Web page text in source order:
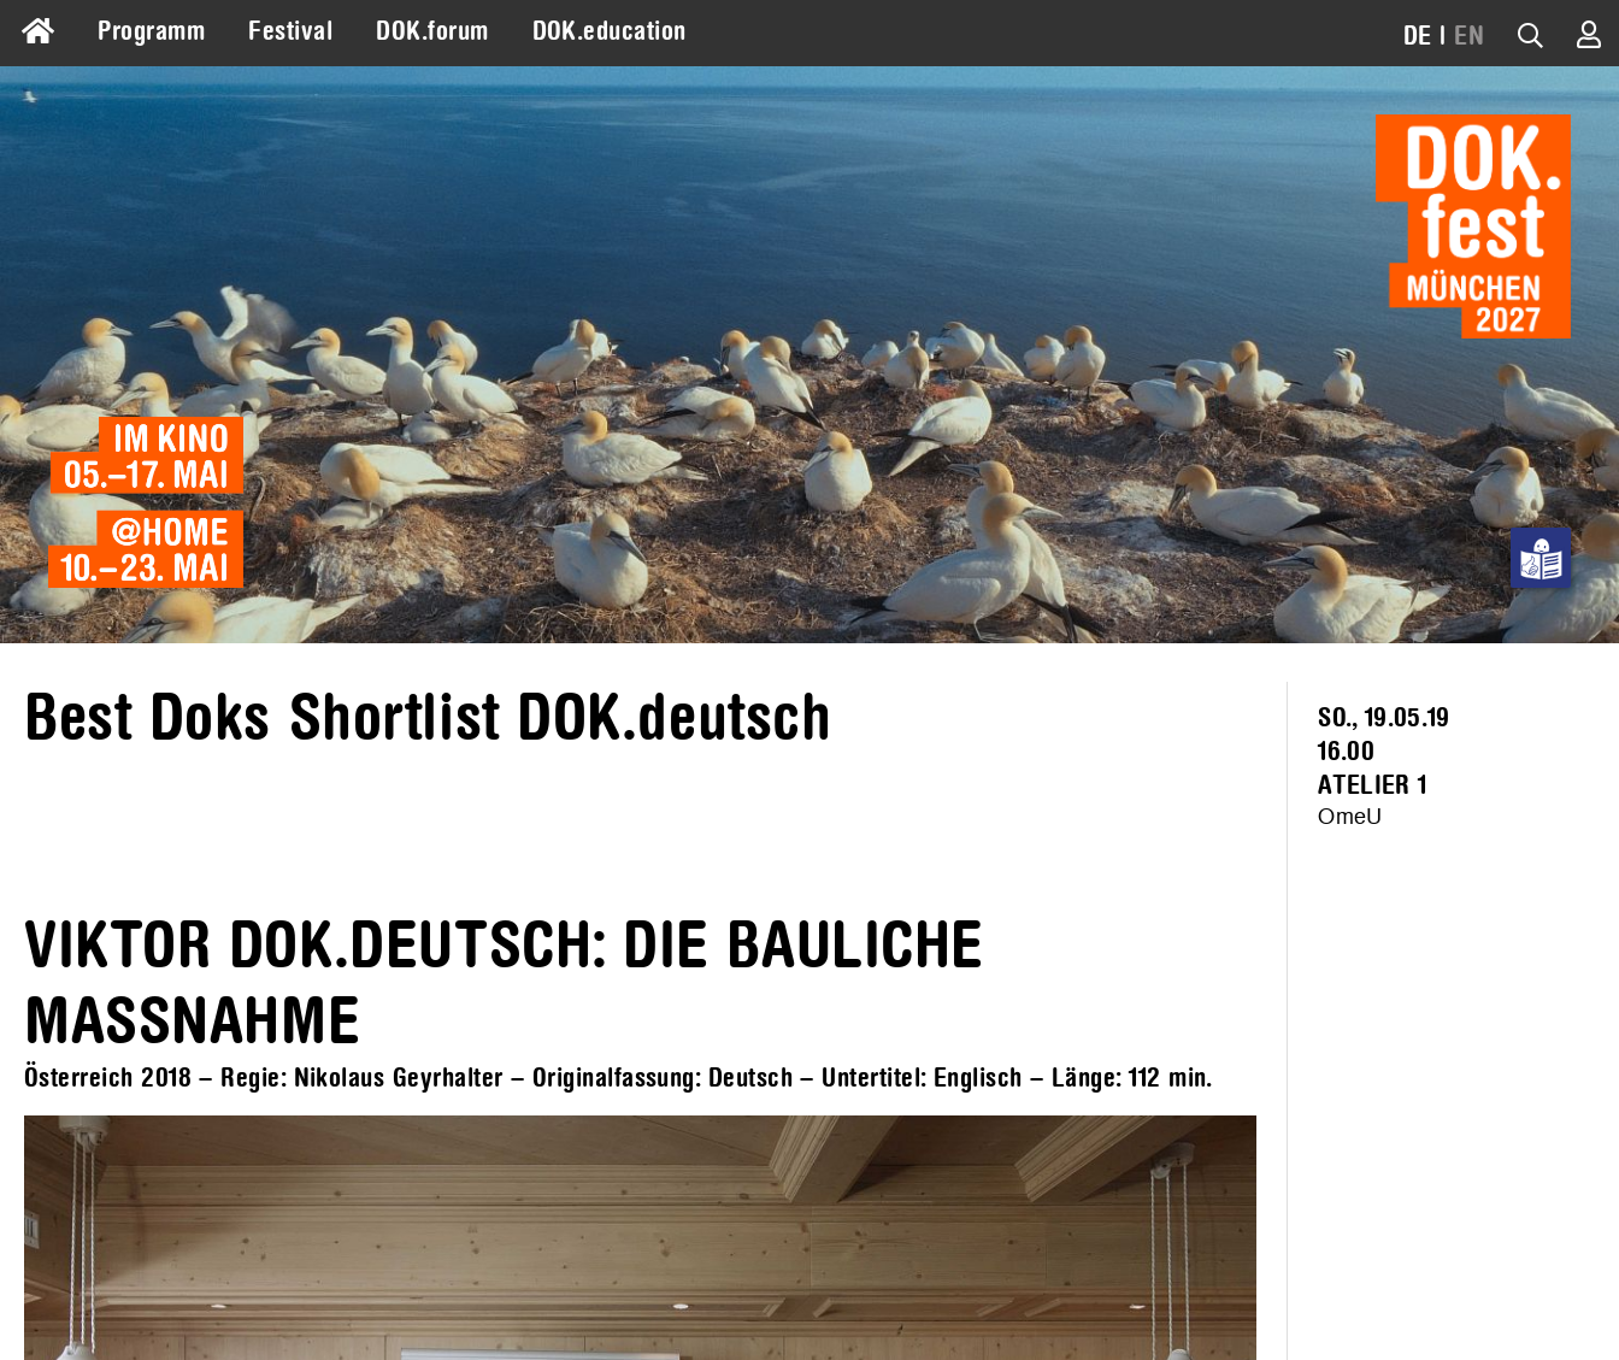
Programm Festival DOK.forum DOK.education DE | EN
Best Doks Shortlist DOK.deutsch
VIKTOR DOK.DEUTSCH: DIE BAULICHE
MASSNAHME
Österreich 2018 – Regie: Nikolaus Geyrhalter – Originalfassung: Deutsch – Untertitel: Englisch – Länge:112 min.
SO., 19.05.19
16.00
ATELIER 1
OmeU